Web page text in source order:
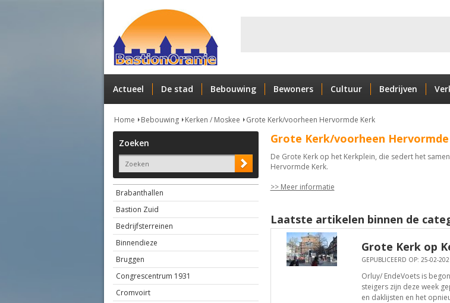
Actueel De stad Bebouwing Bewoners Cultuur Bedrijven
Home Bebouwing Kerken / Moskee Grote Kerk/voorheen Hervormde Kerk
Zoeken
Brabanthallen
Bastion Zuid
Bedrijfsterreinen
Binnendieze
Bruggen
Congrescentrum 1931
Cromvoirt
Grote Kerk/voorheen
De Grote Kerk op het Kerkplein, die sedert het
Hervormde Kerk.
>> Meer informatie
Laatste artikelen binnen de
Grote Kerk op
GEPUBLICEERD OP: 25-02-
Orluy/ EndeVoets is
steigers zijn deze week
en daklijsten en het